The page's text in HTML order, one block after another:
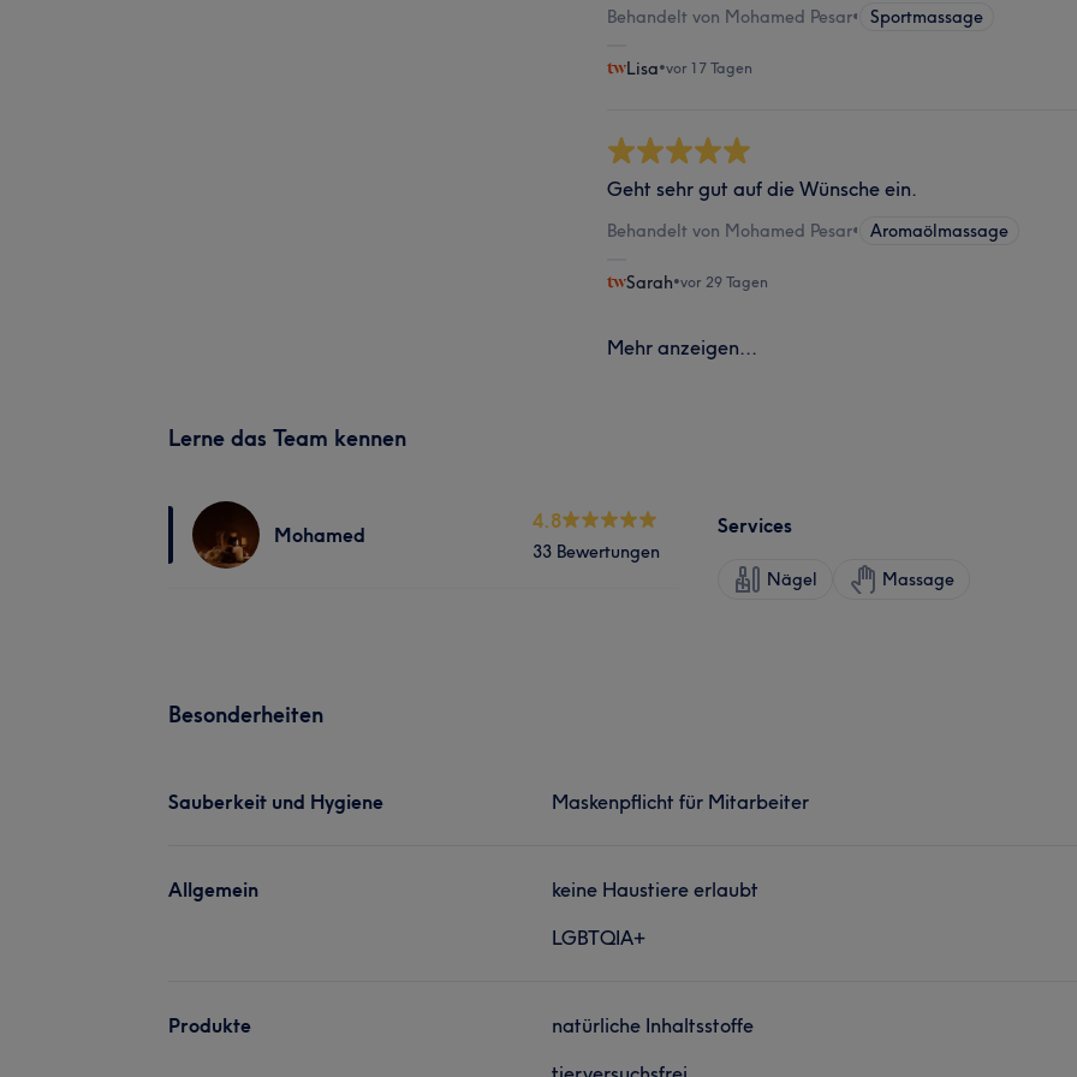
Behandelt von Mohamed Pesar• Sportmassage
Lisa•vor 17 Tagen
Geht sehr gut auf die Wünsche ein.
Behandelt von Mohamed Pesar• Aromaölmassage
Sarah•vor 29 Tagen
Mehr anzeigen...
Lerne das Team kennen
Mohamed
4.8
33 Bewertungen
Services
Nägel Massage
Besonderheiten
Sauberkeit und Hygiene Maskenpflicht für Mitarbeiter
Allgemein
keine Haustiere erlaubt
LGBTQIA+
Produkte
natürliche Inhaltsstoffe